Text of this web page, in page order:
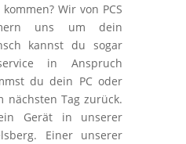
Wir von PCS
uns um dein
kannst du sogar
in Anspruch
du dein PC oder
nächsten Tag zurück.
Gerät in unserer
Einer unserer